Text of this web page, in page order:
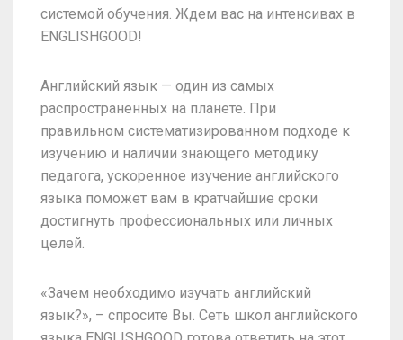
системой обучения. Ждем вас на интенсивах в
ENGLISHGOOD!
Английский язык — один из самых
распространенных на планете. При
правильном систематизированном подходе к
изучению и наличии знающего методику
педагога, ускоренное изучение английского
языка поможет вам в кратчайшие сроки
достигнуть профессиональных или личных
целей.
«Зачем необходимо изучать английский
язык?», – спросите Вы. Сеть школ английского